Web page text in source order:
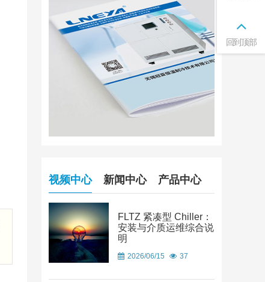
视频中心 新闻中心 产品中心
FLTZ 紧凑型 Chiller：
安装与介质运维综合说
明
2026/06/15 37
回到顶部